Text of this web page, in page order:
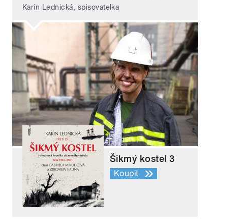
Karin Lednická, spisovatelka
Šikmý kostel 3
Koupit